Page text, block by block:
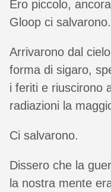
Ero piccolo,
Gloop ci salvarono.
Arrivarono dal
forma di sigaro,
i feriti e riuscirono
radiazioni la
Ci salvarono.
Dissero che la
la nostra mente